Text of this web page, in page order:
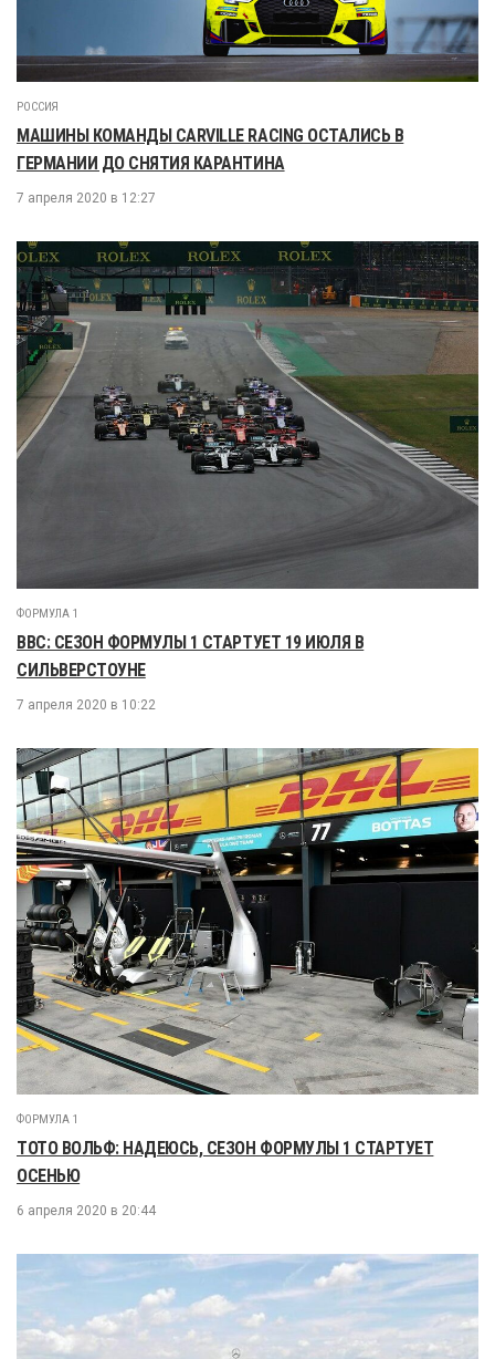
РОССИЯ
МАШИНЫ КОМАНДЫ CARVILLE RACING ОСТАЛИСЬ В
ГЕРМАНИИ ДО СНЯТИЯ КАРАНТИНА
7 апреля 2020 в 12:27
ФОРМУЛА 1
BBC: СЕЗОН ФОРМУЛЫ 1 СТАРТУЕТ 19 ИЮЛЯ В
СИЛЬВЕРСТОУНЕ
7 апреля 2020 в 10:22
ФОРМУЛА 1
ТОТО ВОЛЬФ: НАДЕЮСЬ, СЕЗОН ФОРМУЛЫ 1 СТАРТУЕТ
ОСЕНЬЮ
6 апреля 2020 в 20:44